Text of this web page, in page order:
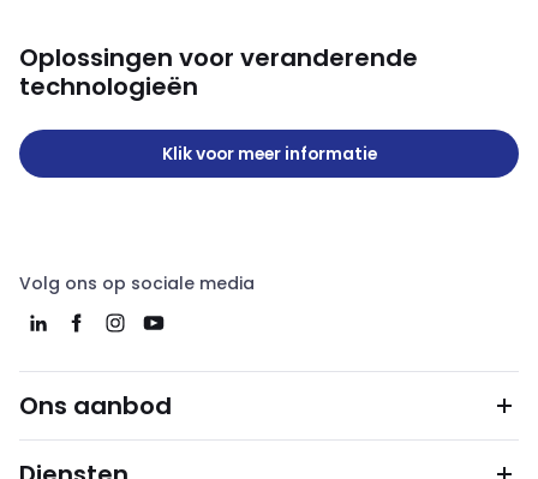
Oplossingen voor veranderende
technologieën
Klik voor meer informatie
Volg ons op sociale media
Ons aanbod